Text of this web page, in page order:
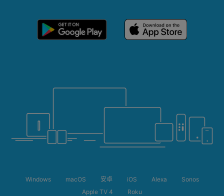
Windows macOS 安卓 iOS Alexa
Sonos
Apple TV 4
Roku